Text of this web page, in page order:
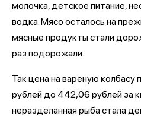
молочка, детское питание,
водка. Мясо осталось на
мясные продукты стали
раз подорожали.
Так цена на вареную
рублей до 442,06 рублей за
неразделанная рыба стала